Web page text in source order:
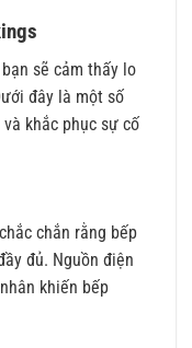
sẽ cảm thấy lo
đây là một số
khắc phục sự cố
chắn rằng bếp
đủ. Nguồn điện
khiến bếp